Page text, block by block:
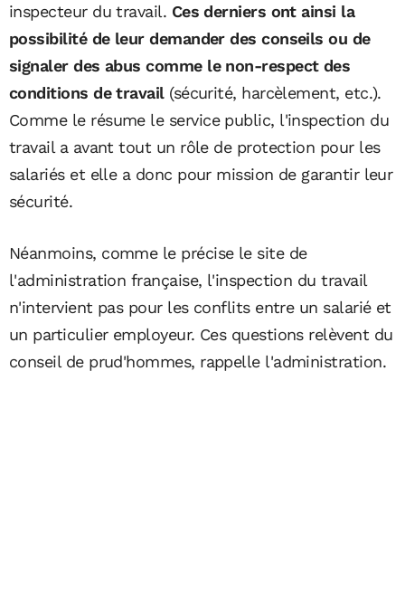
inspecteur du travail. Ces derniers ont ainsi la
possibilité de leur demander des conseils ou de
signaler des abus comme le non-respect des
conditions de travail(sécurité, harcèlement, etc.).
Comme le résume le service public, l'inspection du
travail a avant tout un rôle de protection pour les
salariés et elle a donc pour mission de garantir leur
sécurité.
Néanmoins, comme le précise le site de
l'administration française, l'inspection du travail
n'intervient pas pour les conflits entre un salarié et
un particulier employeur. Ces questions relèvent du
conseil de prud'hommes, rappelle l'administration.